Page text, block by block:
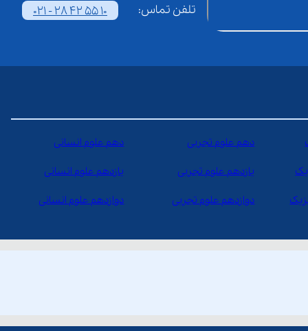
تلفن تماس: 021 - 28 42 55 10
دهم علوم تجربی دهم علوم انسانی
یازدهم علوم تجربی یازدهم علوم انسانی
دوازدهم علوم تجربی دوازدهم علوم انسانی